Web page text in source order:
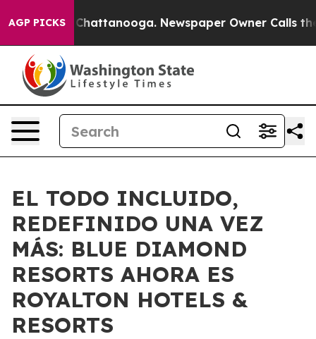
AGP PICKS
in Chattanooga. Newspaper Owner Calls the
EL TODO INCLUIDO,
REDEFINIDO UNA VEZ
MÁS: BLUE DIAMOND
RESORTS AHORA ES
ROYALTON HOTELS &
RESORTS